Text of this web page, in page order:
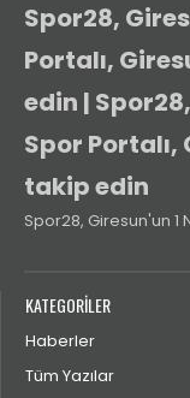
Spor28,
Portalı,
edin |
Spor
takip edin
Spor28, Giresun'un 1
KATEGORİLER
Haberler
Tüm Yazılar